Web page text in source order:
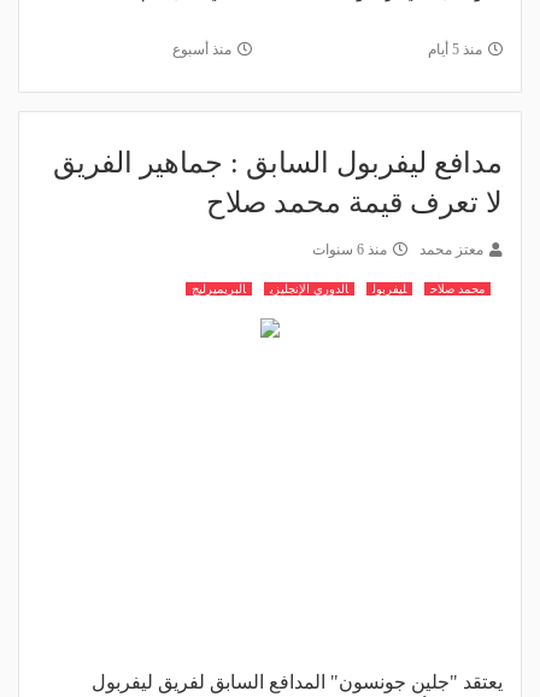
منذ 5 أيام منذ أسبوع
مدافع ليفربول السابق : جماهير الفريق
لا تعرف قيمة محمد صلاح
معتز محمد منذ 6 سنوات
محمد صلاح ليفربول الدوري الإنجليزي البريميرليج
يعتقد "جلين جونسون" المدافع السابق لفريق ليفربول